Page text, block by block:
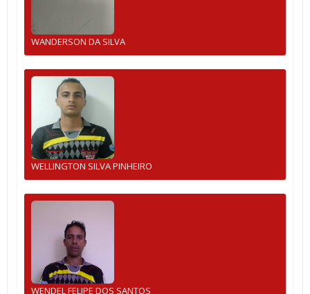
WANDERSON DA SILVA
WELLINGTON SILVA PINHEIRO
WENDEL FELIPE DOS SANTOS